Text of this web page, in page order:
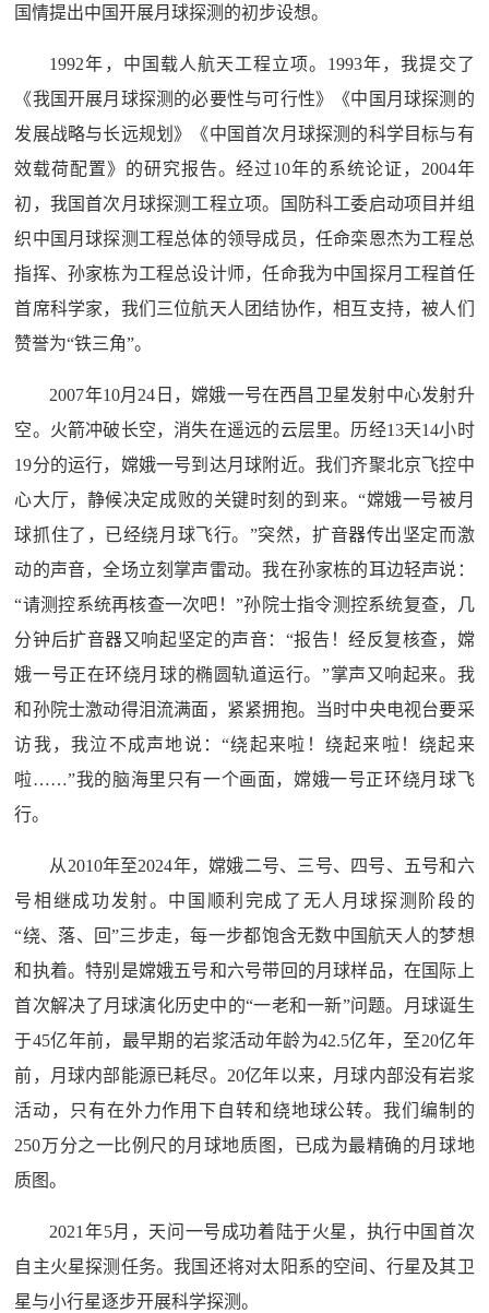
国情提出中国开展月球探测的初步设想。
1992年，中国载人航天工程立项。1993年，我提交了
《我国开展月球探测的必要性与可行性》《中国月球探测的
发展战略与长远规划》《中国首次月球探测的科学目标与有
效载荷配置》的研究报告。经过10年的系统论证，2004年
初，我国首次月球探测工程立项。国防科工委启动项目并组
织中国月球探测工程总体的领导成员，任命栾恩杰为工程总
指挥、孙家栋为工程总设计师，任命我为中国探月工程首任
首席科学家，我们三位航天人团结协作，相互支持，被人们
赞誉为“铁三角”。
2007年10月24日，嫦娥一号在西昌卫星发射中心发射升
空。火箭冲破长空，消失在遥远的云层里。历经13天14小时
19分的运行，嫦娥一号到达月球附近。我们齐聚北京飞控中
心大厅，静候决定成败的关键时刻的到来。“嫦娥一号被月
球抓住了，已经绕月球飞行。”突然，扩音器传出坚定而激
动的声音，全场立刻掌声雷动。我在孙家栋的耳边轻声说：
“请测控系统再核查一次吧！”孙院士指令测控系统复查，几
分钟后扩音器又响起坚定的声音：“报告！经反复核查，嫦
娥一号正在环绕月球的椭圆轨道运行。”掌声又响起来。我
和孙院士激动得泪流满面，紧紧拥抱。当时中央电视台要采
访我，我泣不成声地说：“绕起来啦！绕起来啦！绕起来
啦……”我的脑海里只有一个画面，嫦娥一号正环绕月球飞
行。
从2010年至2024年，嫦娥二号、三号、四号、五号和六
号相继成功发射。中国顺利完成了无人月球探测阶段的
“绕、落、回”三步走，每一步都饱含无数中国航天人的梦想
和执着。特别是嫦娥五号和六号带回的月球样品，在国际上
首次解决了月球演化历史中的“一老和一新”问题。月球诞生
于45亿年前，最早期的岩浆活动年龄为42.5亿年，至20亿年
前，月球内部能源已耗尽。20亿年以来，月球内部没有岩浆
活动，只有在外力作用下自转和绕地球公转。我们编制的
250万分之一比例尺的月球地质图，已成为最精确的月球地
质图。
2021年5月，天问一号成功着陆于火星，执行中国首次
自主火星探测任务。我国还将对太阳系的空间、行星及其卫
星与小行星逐步开展科学探测。